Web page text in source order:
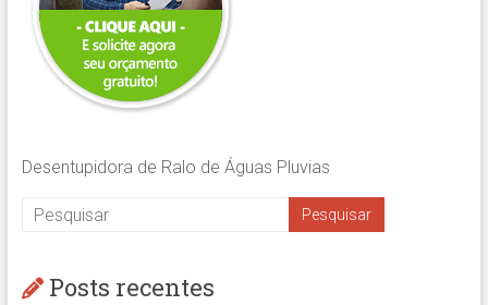
Desentupidora de Ralo de Águas Pluvias
Posts recentes